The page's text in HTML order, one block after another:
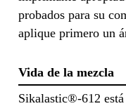
probados para su
aplique primero un
Vida de la mezcla
Sikalastic®-612